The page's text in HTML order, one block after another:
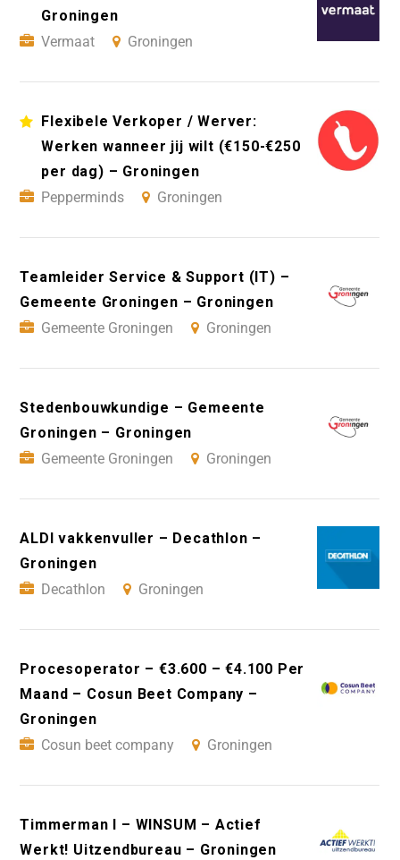
Groningen
Vermaat
Groningen
Flexibele Verkoper / Werver:
Werken wanneer jij wilt (€150-€250
per dag) – Groningen
Pepperminds
Groningen
Teamleider Service & Support (IT) –
Gemeente Groningen – Groningen
Gemeente Groningen
Groningen
Stedenbouwkundige – Gemeente
Groningen – Groningen
Gemeente Groningen
Groningen
ALDI vakkenvuller – Decathlon –
Groningen
Decathlon
Groningen
Procesoperator – €3.600 – €4.100 Per
Maand – Cosun Beet Company –
Groningen
Cosun beet company
Groningen
Timmerman I – WINSUM – Actief
Werkt! Uitzendbureau – Groningen